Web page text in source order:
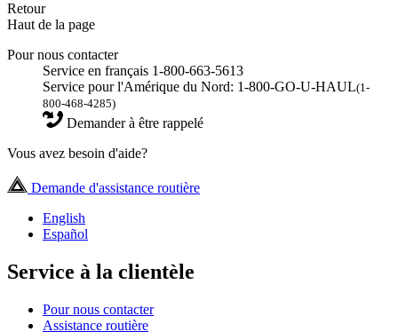
Retour
Haut de la page
Pour nous contacter
Service en français 1-800-663-5613
Service pour l'Amérique du Nord: 1-800-GO-U-HAUL(1-
800-468-4285)
Demander à être rappelé
Vous avez besoin d'aide?
Demande d'assistance routière
English
Español
Service à la clientèle
Pour nous contacter
Assistance routière